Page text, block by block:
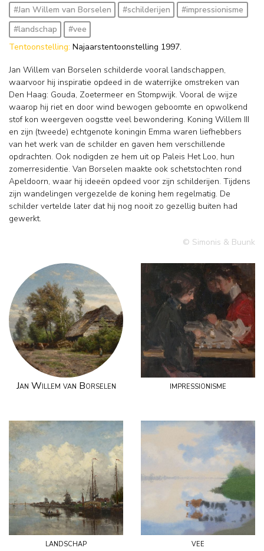
#Jan Willem van Borselen #schilderijen
#impressionisme
#landschap
#vee
Tentoonstelling: Najaarstentoonstelling 1997.
Jan Willem van Borselen schilderde vooral landschappen,
waarvoor hij inspiratie opdeed in de waterrijke omstreken van
Den Haag: Gouda, Zoetermeer en Stompwijk. Vooral de wijze
waarop hij riet en door wind bewogen geboomte en opwolkend
stof kon weergeven oogstte veel bewondering. Koning Willem III
en zijn (tweede) echtgenote koningin Emma waren liefhebbers
van het werk van de schilder en gaven hem verschillende
opdrachten. Ook nodigden ze hem uit op Paleis Het Loo, hun
zomerresidentie. Van Borselen maakte ook schetstochten rond
Apeldoorn, waar hij ideeën opdeed voor zijn schilderijen. Tijdens
zijn wandelingen vergezelde de koning hem regelmatig. De
schilder vertelde later dat hij nog nooit zo gezellig buiten had
gewerkt.
© Simonis & Buunk
Jan Willem van Borselen impressionisme
landschap vee